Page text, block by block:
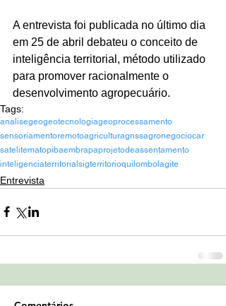
A entrevista foi publicada no último dia
em 25 de abril debateu o conceito de
inteligência territorial, método utilizado
para promover racionalmente o
desenvolvimento agropecuário.
Tags:
analisegeogeotecnologiageoprocessamento
sensoriamentoremotoagriculturagnssagronegociocar
satelitematopibaembrapaprojetodeassentamento
inteligenciaterritorialsigterritorioquilombolagite
Entrevista